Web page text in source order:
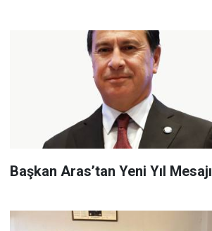
Başkan Aras’tan Yeni Yıl Mesajı